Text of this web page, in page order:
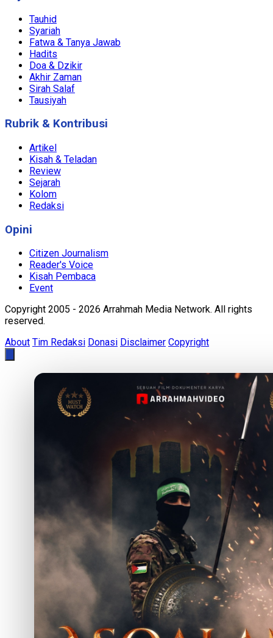
Tauhid
Syariah
Fatwa & Tanya Jawab
Hadits
Doa & Dzikir
Akhir Zaman
Sirah Salaf
Tausiyah
Rubrik & Kontribusi
Artikel
Kisah & Teladan
Review
Sejarah
Kolom
Redaksi
Opini
Citizen Journalism
Reader's Voice
Kisah Pembaca
Event
Copyright 2005 - 2026 Arrahmah Media Network. All rights
reserved.
About Tim Redaksi Donasi Disclaimer Copyright